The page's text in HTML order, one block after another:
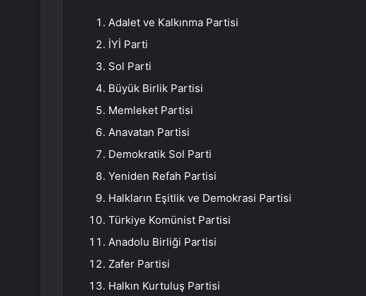
Adalet ve Kalkınma Partisi
İYİ Parti
Sol Parti
Büyük Birlik Partisi
Memleket Partisi
Anavatan Partisi
Demokratik Sol Parti
Yeniden Refah Partisi
Halkların Eşitlik ve Demokrasi Partisi
Türkiye Komünist Partisi
Anadolu Birliği Partisi
Zafer Partisi
Halkın Kurtuluş Partisi